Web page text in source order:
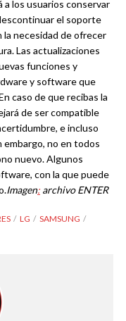
los usuarios conservar
el soporte
necesidad de ofrecer
Las actualizaciones
funciones y
y software que
caso de que recibas la
de ser compatible
e incluso
embargo, no en todos
nuevo. Algunos
con la que puede
Imagen: archivo ENTER
LG
SAMSUNG